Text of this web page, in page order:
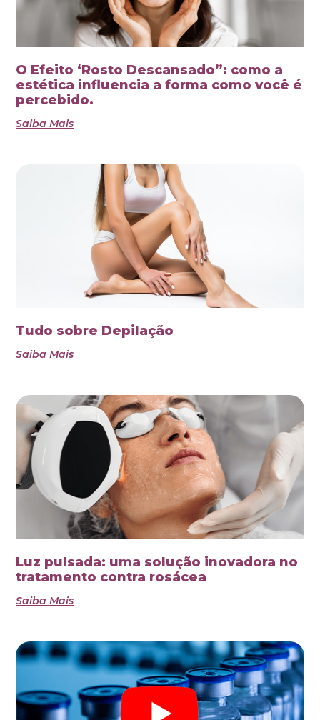
O Efeito ‘Rosto Descansado”: como a
estética influencia a forma como você é
percebido.
Saiba Mais
Tudo sobre Depilação
Saiba Mais
Luz pulsada: uma solução inovadora no
tratamento contra rosácea
Saiba Mais